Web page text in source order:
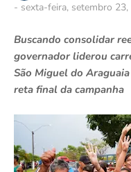
- sexta-feira, setembro
Buscando consolidar
governador liderou
São Miguel do
reta final da campanha